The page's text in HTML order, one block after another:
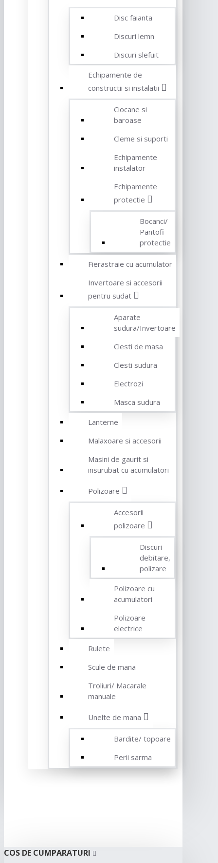
Disc faianta
Discuri lemn
Discuri slefuit
Echipamente de
constructii si instalatii
Ciocane si
baroase
Cleme si suporti
Echipamente
instalator
Echipamente
protectie
Bocanci/
Pantofi
protectie
Fierastraie cu acumulator
Invertoare si accesorii
pentru sudat
Aparate
sudura/Invertoare
Clesti de masa
Clesti sudura
Electrozi
Masca sudura
Lanterne
Malaxoare si accesorii
Masini de gaurit si
insurubat cu acumulatori
Polizoare
Accesorii
polizoare
Discuri
debitare,
polizare
Polizoare cu
acumulatori
Polizoare
electrice
Rulete
Scule de mana
Troliuri/ Macarale
manuale
Unelte de mana
Bardite/ topoare
Perii sarma
COS DE CUMPARATURI